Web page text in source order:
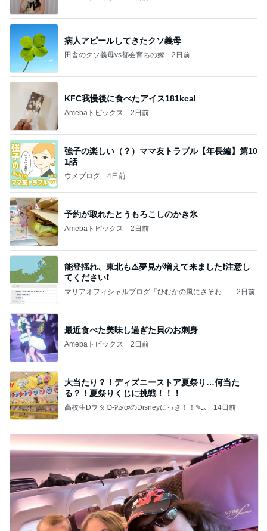
病人アピールしてきたクソ義母
田舎のクソ義母vs都会育ちの嫁 2日前
KFC我慢後に食べたアイス181kcal
Amebaトピックス 2日前
強子の楽しい（？）ママ友トラブル【年長編】第10
1話
ウメブログ 4日前
予約が取れたとうもろこしのかき氷
Amebaトピックス 2日前
能登揺れ、東北も⚠️夢見が増えて来ました❗️注意し
てください❗️
マリアオフィシャルブログ「ひむかの風にさそわれ
2日前
最近食べた美味し過ぎた貝のお刺身
Amebaトピックス 2日前
大当たり？！ディズニーストア夏祭り…何当た
る？！夏祭りくじに挑戦！！！
高校生Dヲタ Ꭰ-ᎮꭵꭹꭴのDisneyにっき！！✎ܚ 14日前